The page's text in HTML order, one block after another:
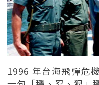
1996 年台海飛彈危